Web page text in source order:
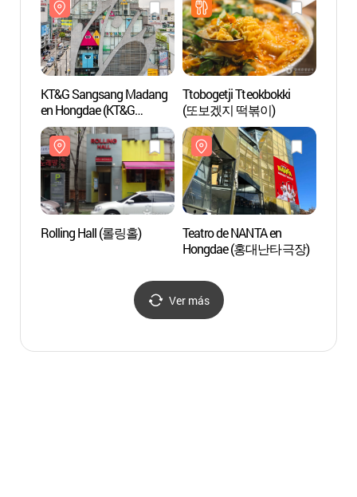
KT&G Sangsang Madang
en Hongdae (KT&G
상상마당(홍대))
Ttobogetji Tteokbokki
(또보겠지 떡볶이)
Rolling Hall (롤링홀)
Teatro de NANTA en
Hongdae (홍대난타극장)
Ver más